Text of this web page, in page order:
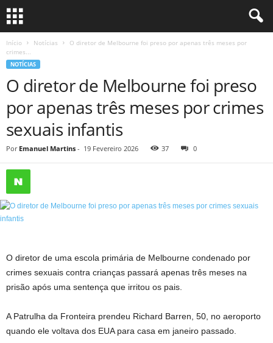
Início Notícias
O diretor de Melbourne foi preso por apenas três meses por
crimes...
NOTÍCIAS
O diretor de Melbourne foi preso
por apenas três meses por crimes
sexuais infantis
Por Emanuel Martins - 19 Fevereiro 2026 37 0
O diretor de uma escola primária de Melbourne condenado por
crimes sexuais contra crianças passará apenas três meses na
prisão após uma sentença que irritou os pais.
A Patrulha da Fronteira prendeu Richard Barren, 50, no aeroporto
quando ele voltava dos EUA para casa em janeiro passado.